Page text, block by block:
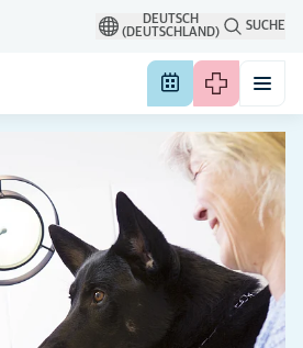
DEUTSCH
(DEUTSCHLAND)
SUCHE